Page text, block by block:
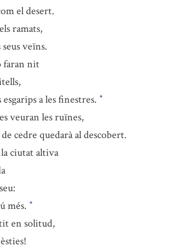
el desert.
ramats,
veïns.
faran nit
a les finestres. *
veuran les ruïnes,
cedre quedarà al descobert.
ciutat altiva
més. *
en solitud,